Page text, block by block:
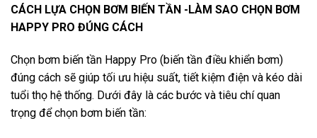
CÁCH LỰA CHỌN BƠM BIẾN TẦN -LÀM SAO CHỌN BƠM
HAPPY PRO ĐÚNG CÁCH
Chọn bơm biến tần Happy Pro (biến tần điều khiển bơm)
đúng cách sẽ giúp tối ưu hiệu suất, tiết kiệm điện và kéo dài
tuổi thọ hệ thống. Dưới đây là các bước và tiêu chí quan
trọng để chọn bơm biến tần: